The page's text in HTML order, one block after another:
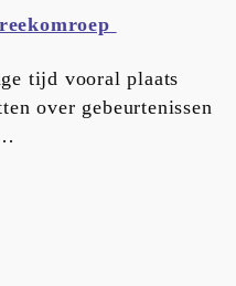
tijd vooral plaats
over gebeurtenissen